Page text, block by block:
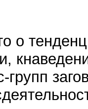
о
групп